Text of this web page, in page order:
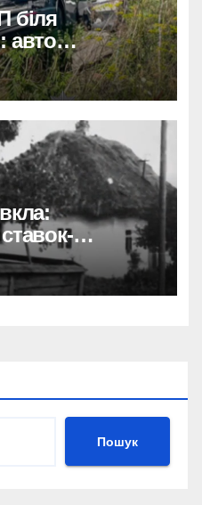
біля
авто
водій,
дружину.
історії
Пошук